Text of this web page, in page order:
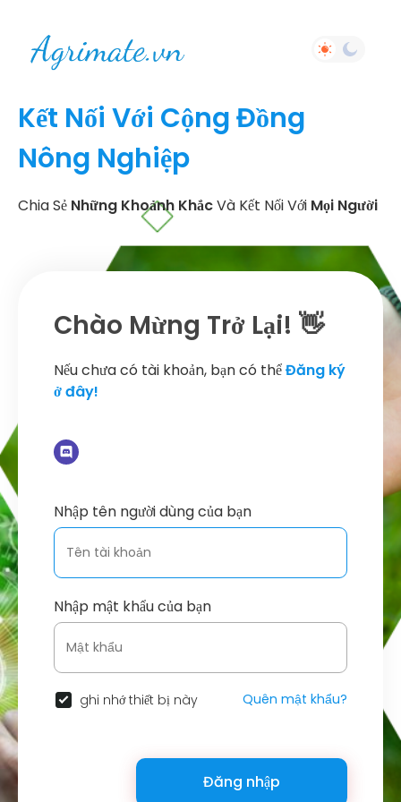
Kết Nối Với Cộng Đồng
Nông Nghiệp
Chia Sẻ Những Khoảnh KhắcVà Kết Nối Với Mọi Người
Chào Mừng Trở Lại! 👋
Nếu chưa có tài khoản, bạn có thểĐăng ký
ở đây!
Nhập tên người dùng của bạn
Nhập mật khẩu của bạn
ghi nhớ thiết bị này Quên mật khẩu?
Đăng nhập